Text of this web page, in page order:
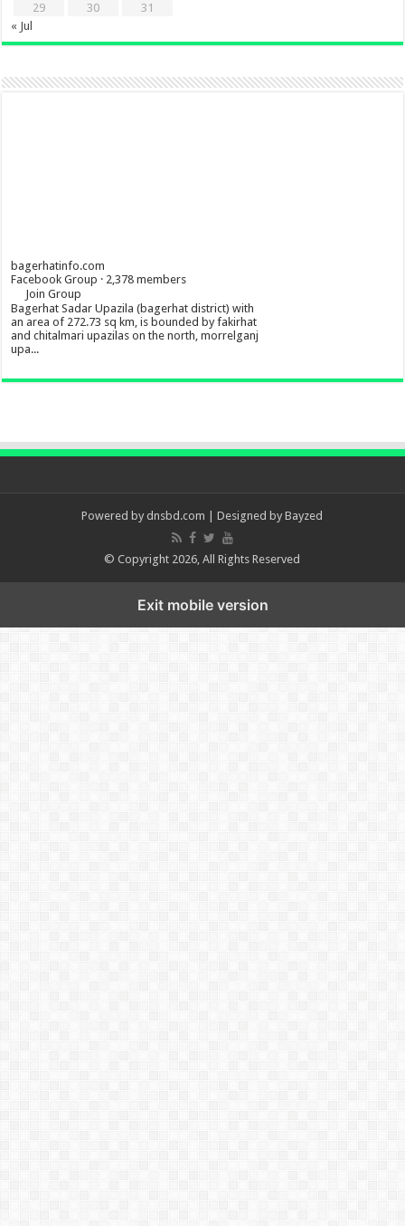
29
30
31
« Jul
bagerhatinfo.com
Facebook Group · 2,378 members
Join Group
Bagerhat Sadar Upazila (bagerhat district) with
an area of 272.73 sq km, is bounded by fakirhat
and chitalmari upazilas on the north, morrelganj
upa...
Powered by dnsbd.com | Designed byBayzed
© Copyright 2026, All Rights Reserved
Exit mobile version